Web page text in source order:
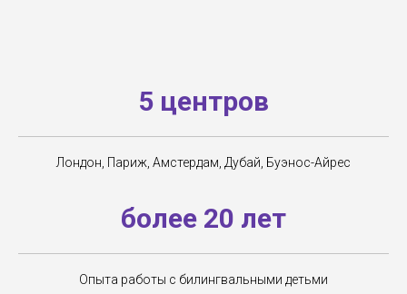
5 центров
Лондон, Париж, Амстердам, Дубай, Буэнос-Айрес
более 20 лет
Опыта работы с билингвальными детьми